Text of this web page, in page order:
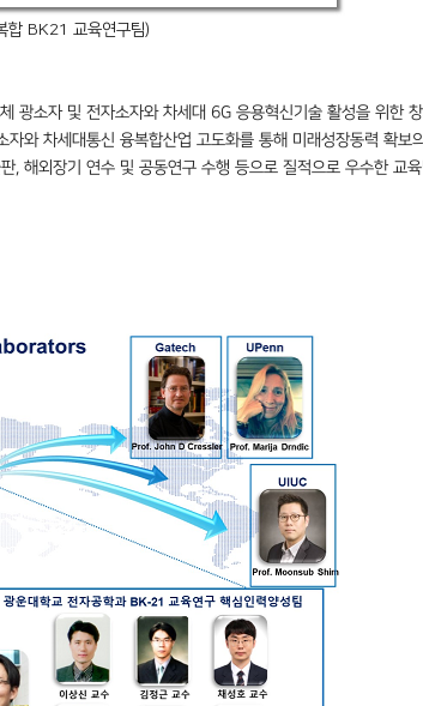
합 BK21 교육연구팀)
광소자 및 전자소자와 차세대 6G응용혁신기술 활성을 위한
자와 차세대통신 융복합산업 고도화를 통해 미래성장동력 확보
, 해외장기 연수 및 공동연구 수행 등으로 질적으로 우수한 교